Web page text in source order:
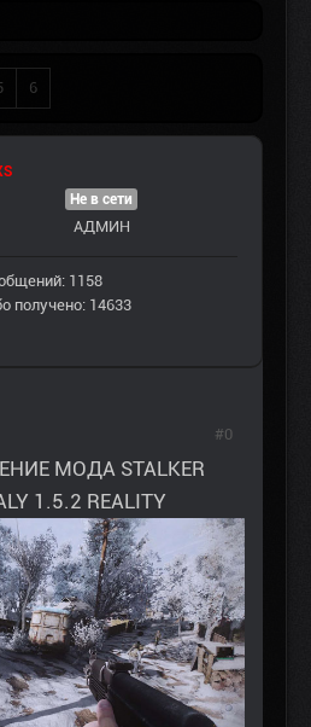
6
Не в сети
АДМИН
1158
получено: 14633
МОДА STALKER
1.5.2 REALITY
#0